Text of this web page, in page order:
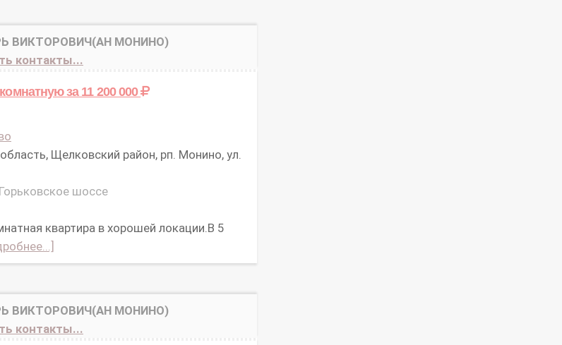
ВИКТОРОВИЧ(АН МОНИНО)
контакты...
за 11 200 000
Щелковский район, рп. Монино, ул.
шоссе
квартира в хорошей локации.В 5
ВИКТОРОВИЧ(АН МОНИНО)
контакты...